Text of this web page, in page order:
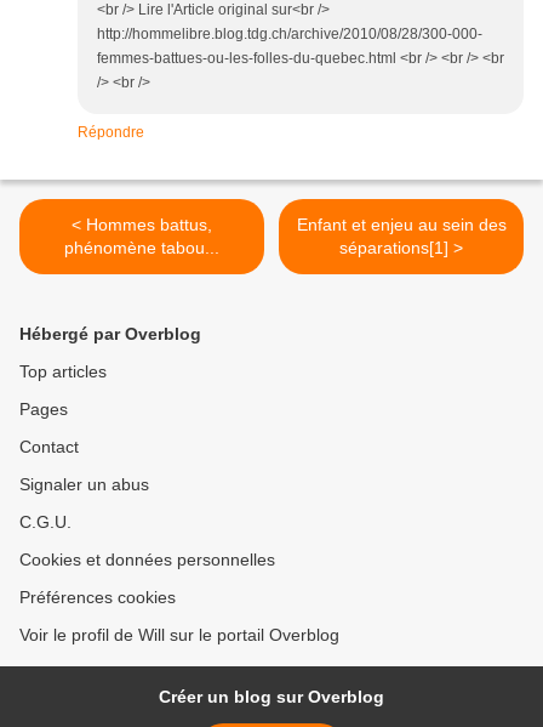
<br /> Lire l'Article original sur<br />
http://hommelibre.blog.tdg.ch/archive/2010/08/28/300-000-
femmes-battues-ou-les-folles-du-quebec.html <br /> <br /> <br
/> <br />
Répondre
< Hommes battus,
phénomène tabou...
Enfant et enjeu au sein des
séparations[1] >
Hébergé par Overblog
Top articles
Pages
Contact
Signaler un abus
C.G.U.
Cookies et données personnelles
Préférences cookies
Voir le profil de Will sur le portail Overblog
Créer un blog sur Overblog